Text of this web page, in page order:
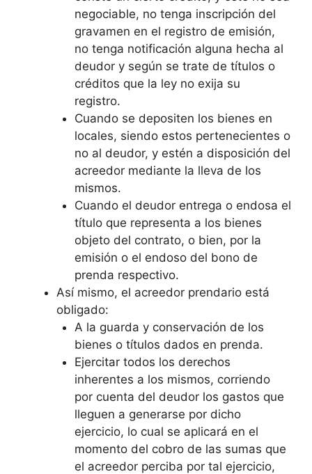
negociable, no tenga inscripción del
gravamen en el registro de emisión,
no tenga notificación alguna hecha al
deudor y según se trate de títulos o
créditos que la ley no exija su
registro.
Cuando se depositen los bienes en
locales, siendo estos pertenecientes o
no al deudor, y estén a disposición del
acreedor mediante la lleva de los
mismos.
Cuando el deudor entrega o endosa el
título que representa a los bienes
objeto del contrato, o bien, por la
emisión o el endoso del bono de
prenda respectivo.
Así mismo, el acreedor prendario está
obligado:
A la guarda y conservación de los
bienes o títulos dados en prenda.
Ejercitar todos los derechos
inherentes a los mismos, corriendo
por cuenta del deudor los gastos que
lleguen a generarse por dicho
ejercicio, lo cual se aplicará en el
momento del cobro de las sumas que
el acreedor perciba por tal ejercicio,